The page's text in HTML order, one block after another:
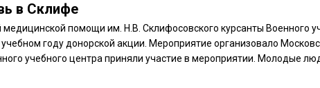
в Склифе
медицинской помощи им. Н.В. Склифосовского курсанты Военного
году донорской акции. Мероприятие организовало
учебного центра приняли участие в мероприятии. Молодые